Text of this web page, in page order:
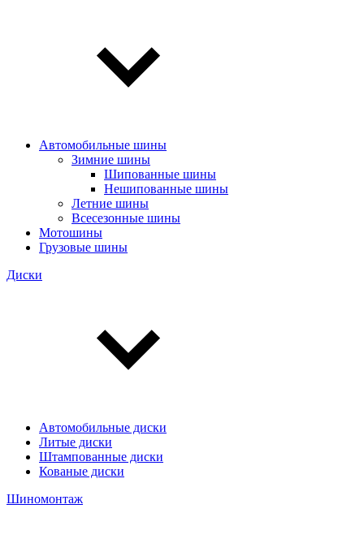
Автомобильные шины
Зимние шины
Шипованные шины
Нешипованные шины
Летние шины
Всесезонные шины
Мотошины
Грузовые шины
Диски
Автомобильные диски
Литые диски
Штампованные диски
Кованые диски
Шиномонтаж